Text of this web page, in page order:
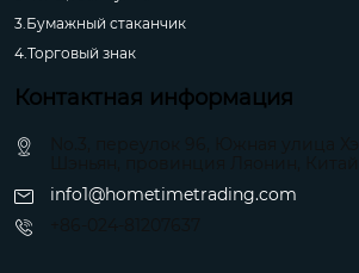
3.Бумажный стаканчик
4.Торговый знак
Контактная информация
info1@hometimetrading.com